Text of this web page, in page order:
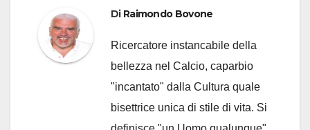
Di Raimondo Bovone
Ricercatore instancabile della
bellezza nel Calcio, caparbio
"incantato" dalla Cultura quale
bisettrice unica di stile di vita. Si